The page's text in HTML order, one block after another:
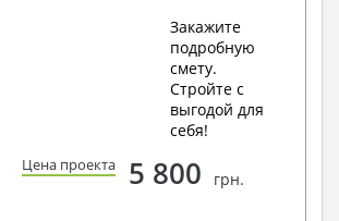
Закажите
подробную
смету.
Стройте с
выгодой для
себя!
Цена проекта 5 800 грн.